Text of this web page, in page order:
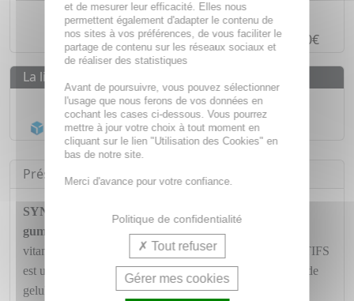
Paiement en ligneSÉCURISÉ
Paiement en4 fois sans fraisà partir de 30€
La livraison
Livraison gratuite dès55€
Acheminement Chronoposten 24h*
Présentation
SYNACTIFS KID Actifs vitamines & minéraux x 30
gummies
contribue à palier à une alimentation pauvre en
vitamines, pauvre en minéraux et déséquilibrée. KIDACTIFS
est une association de vitamines et mineraux sous forme de
gelules à ouvrir
et de mesurer leur efficacité. Elles nous
permettent également d'adapter le contenu de
nos sites à vos préférences, de vous faciliter le
partage de contenu sur les réseaux sociaux et
de réaliser des statistiques
Avant de poursuivre, vous pouvez sélectionner
l'usage que nous ferons de vos données en
cochant les cases ci-dessous. Vous pourrez
mettre à jour votre choix à tout moment en
cliquant sur le lien "Utilisation des Cookies" en
bas de notre site.
Merci d'avance pour votre confiance.
Politique de confidentialité
Tout refuser
Gérer mes cookies